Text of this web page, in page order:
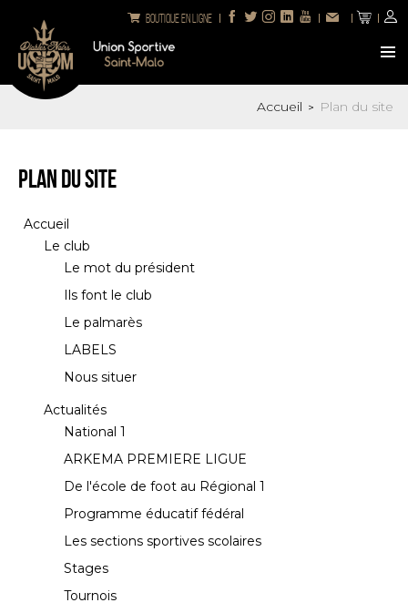
Boutique en ligne
Accueil > Plan du site
Plan du site
Accueil
Le club
Le mot du président
Ils font le club
Le palmarès
LABELS
Nous situer
Actualités
National 1
ARKEMA PREMIERE LIGUE
De l'école de foot au Régional 1
Programme éducatif fédéral
Les sections sportives scolaires
Stages
Tournois